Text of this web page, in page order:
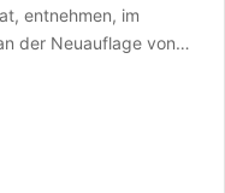
entnehmen, im
der Neuauflage von…